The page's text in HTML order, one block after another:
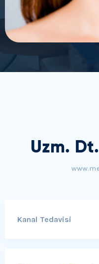
Uzm.
Kanal Tedavisi